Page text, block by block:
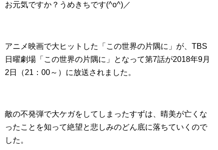
お元気ですか？うめきちです(^o^)／
アニメ映画で大ヒットした「この世界の片隅に」が、TBS
日曜劇場「この世界の片隅に」となって第7話が2018年9月
2日（21：00～）に放送されました。
敵の不発弾で大ケガをしてしまったすずは、晴美が亡くな
ったことを知って絶望と悲しみのどん底に落ちていくので
した。